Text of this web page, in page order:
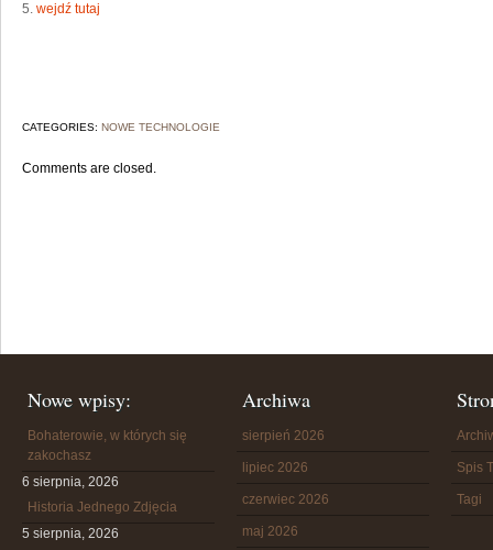
5. wejdź tutaj
CATEGORIES: NOWE TECHNOLOGIE
Comments are closed.
Nowe wpisy:
Bohaterowie, w których się
zakochasz
6 sierpnia, 2026
Historia Jednego Zdjęcia
5 sierpnia, 2026
Archiwa
sierpień 2026
lipiec 2026
czerwiec 2026
maj 2026
Spis
Tagi